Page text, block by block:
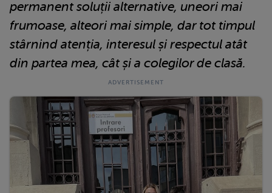
permanent soluții alternative, uneori mai
frumoase, alteori mai simple, dar tot timpul
stârnind atenția, interesul și respectul atât
din partea mea, cât și a colegilor de clasă.